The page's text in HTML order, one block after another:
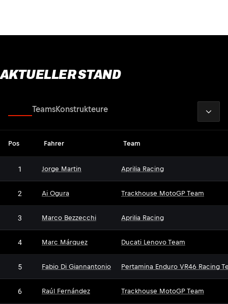
AKTUELLER STAND
TeamsKonstrukteure
Pos Fahrer Team
1 Jorge Martin Aprilia Racing
2 Ai Ogura Trackhouse MotoGP Team
3 Marco Bezzecchi Aprilia Racing
4 Marc Márquez Ducati Lenovo Team
5 Fabio Di Giannantonio Pertamina Enduro VR46 Racing
6 Raúl Fernández Trackhouse MotoGP Team